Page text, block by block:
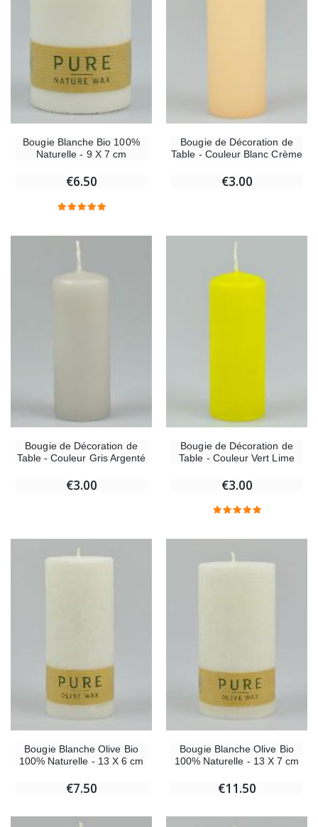
Bougie Blanche Bio 100%
Naturelle - 9 X 7 cm
€6.50
Bougie de Décoration de
Table - Couleur Blanc Crème
€3.00
Bougie de Décoration de
Table - Couleur Gris Argenté
€3.00
Bougie de Décoration de
Table - Couleur Vert Lime
€3.00
Bougie Blanche Olive Bio
100% Naturelle - 13 X 6 cm
€7.50
Bougie Blanche Olive Bio
100% Naturelle - 13 X 7 cm
€11.50